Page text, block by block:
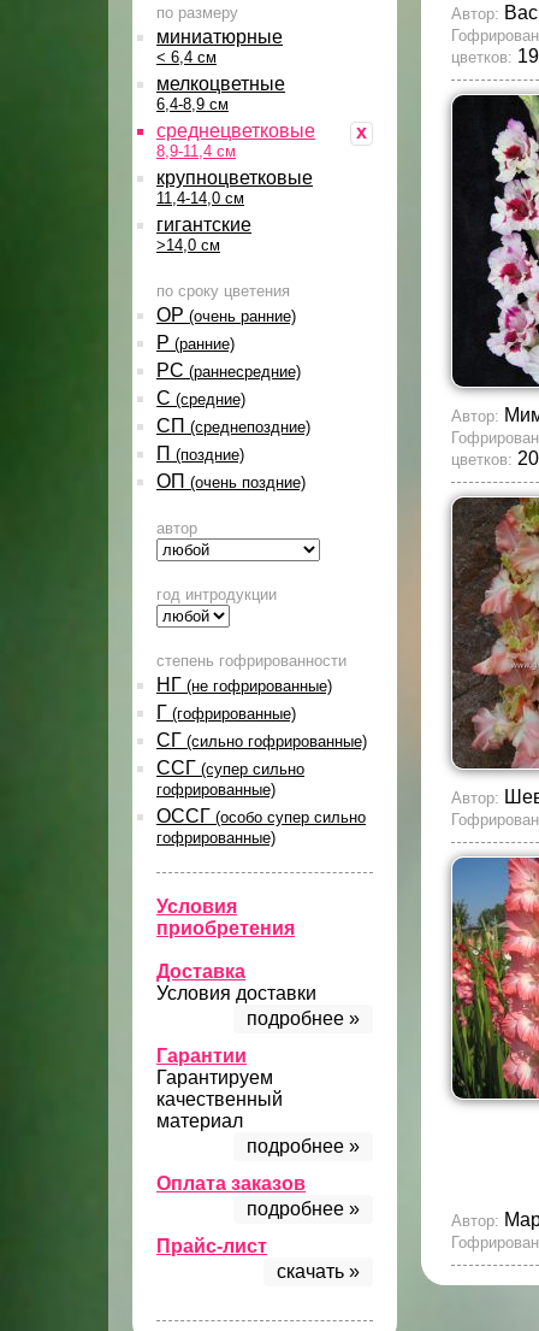
по размеру
миниатюрные
< 6,4 см
мелкоцветные
6,4-8,9 см
x
среднецветковые
8,9-11,4 см
крупноцветковые
11,4-14,0 см
гигантские
>14,0 см
по сроку цветения
ОР (очень ранние)
Р (ранние)
РС (раннесредние)
С (средние)
СП (среднепоздние)
П (поздние)
ОП (очень поздние)
автор
год интродукции
степень гофрированности
НГ (не гофрированные)
Г (гофрированные)
СГ (сильно гофрированные)
ССГ (супер сильно
гофрированные)
ОССГ (особо супер сильно
гофрированные)
Условия
приобретения
Доставка
Условия доставки
подробнее »
Гарантии
Гарантируем
качественный
материал
подробнее »
Оплата заказов
подробнее »
Прайс-лист
скачать »
Автор:
цветков:
Автор:
цветков:
Автор:
Автор: